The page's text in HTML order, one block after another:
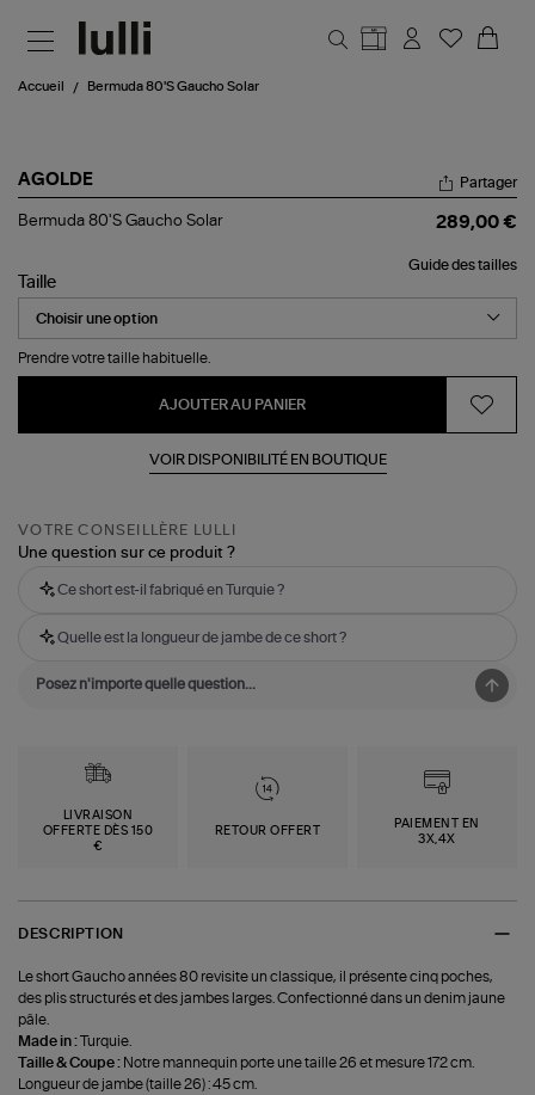
Accueil Bermuda 80'S Gaucho Solar
AGOLDE
Bermuda
Solar
Partager
Bermuda 80'S Gaucho Solar 289,00 €
Guide des tailles
Taille
Prendre votre taille habituelle.
AJOUTER AU PANIER
VOIR DISPONIBILITÉ EN BOUTIQUE
VOTRE CONSEILLÈRE LULLI
Une question sur ce produit ?
Ce short est-il fabriqué en Turquie ?
Quelle est la longueur de jambe de ce short ?
LIVRAISON
OFFERTE DÈS 150
€
RETOUR OFFERT
PAIEMENT EN
3X,4X
DESCRIPTION
Le short Gaucho années 80 revisite un classique, il présente cinq poches,
des plis structurés et des jambes larges. Confectionné dans un denim jaune
pâle.
Made in :
Turquie.
Taille & Coupe : Notre mannequin porte une taille 26 et mesure 172 cm.
Longueur de jambe (taille 26) : 45 cm.